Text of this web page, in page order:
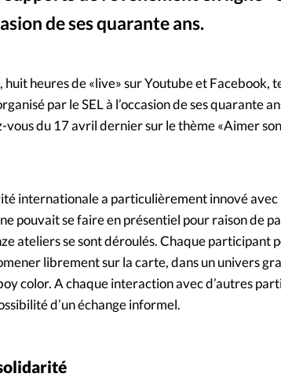
de ses quarante ans.
huit heures de «live» sur Youtube et Facebook,
par le SEL à l’occasion de ses quarante
du 17 avril dernier sur le thème «Aimer
internationale a particulièrement innové avec
pouvait se faire en présentiel pour raison de
ateliers se sont déroulés. Chaque participant
librement sur la carte, dans un univers
color. A chaque interaction avec d’autres
d’un échange informel.